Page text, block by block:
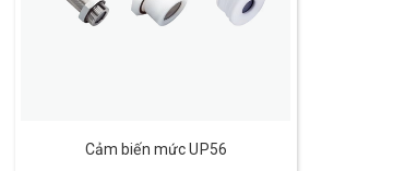
Cảm biến mức UP56